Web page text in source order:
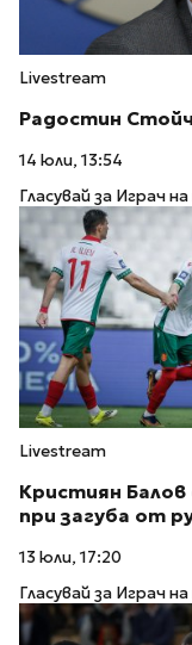
Livestream
Радостин
14 юли, 13:54
Гласувай за Играч
Livestream
Кристиян
при загуба от
13 юли, 17:20
Гласувай за Играч